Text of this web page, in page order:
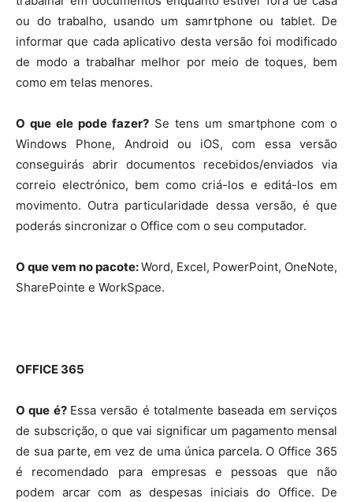
ou do trabalho, usando um samrtphone ou tablet. De
informar que cada aplicativo desta versão foi modificado
de modo a trabalhar melhor por meio de toques, bem
como em telas menores.
O que ele pode fazer? Se tens um smartphone com o
Windows Phone, Android ou iOS, com essa versão
conseguirás abrir documentos recebidos/enviados via
correio electrónico, bem como criá-los e editá-los em
movimento. Outra particularidade dessa versão, é que
poderás sincronizar o Office com o seu computador.
O que vem no pacote:Word, Excel, PowerPoint, OneNote,
SharePointe e WorkSpace.
OFFICE 365
O que é? Essa versão é totalmente baseada em serviços
de subscrição, o que vai significar um pagamento mensal
de sua parte, em vez de uma única parcela. O Office 365
é recomendado para empresas e pessoas que não
podem arcar com as despesas iniciais do Office. De